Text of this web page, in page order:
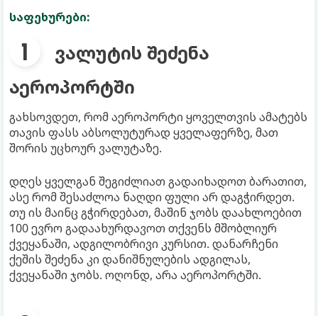
საფეხურები:
ვალუტის შეძენა
აეროპორტში
გახსოვდეთ, რომ აეროპორტი ყოველთვის ამატებს
თავის ფასს აბსოლუტურად ყველაფერზე, მათ
შორის უცხოურ ვალუტაზე.
დღეს ყველგან შეგიძლიათ გადაიხადოთ ბარათით,
ასე რომ შესაძლოა ნაღდი ფული არ დაგჭირდეთ.
თუ ის მაინც გჭირდებათ, მაშინ ჯობს დაახლოებით
100 ევრო გადაახურდავოთ თქვენს მშობლიურ
ქვეყანაში, ადგილობრივი კურსით. დანარჩენი
ქეშის შეძენა კი დანიშნულების ადგილას,
ქვეყანაში ჯობს. ოღონდ, არა აეროპორტში.